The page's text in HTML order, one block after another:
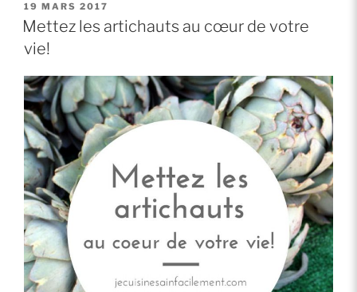
des
PUBLIÉ
LE
19 MARS 2017
Mettez les artichauts au cœur de votre
vie!